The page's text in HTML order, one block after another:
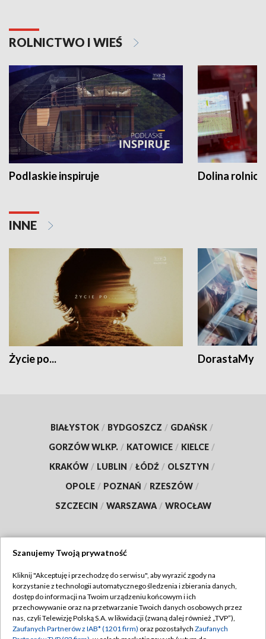
ROLNICTWO I WIEŚ
Podlaskie inspiruje Dolina
INNE
Życie po... DorastaMy
BIAŁYSTOK / BYDGOSZCZ / GDAŃSK /
GORZÓW WLKP. / KATOWICE / KIELCE /
KRAKÓW / LUBLIN / ŁÓDŹ / OLSZTYN /
OPOLE / POZNAŃ / RZESZÓW /
SZCZECIN / WARSZAWA / WROCŁAW
TVP
Abonament TVP
Emisja w TVP
Regulamin TVP
Polityka prywatności
Szanujemy Twoją prywatność
Kliknij "Akceptuję i przechodzę do serwisu", aby wyrazić zgody na
korzystanie z technologii automatycznego śledzenia i zbierania danych,
dostęp do informacji na Twoim urządzeniu końcowym i ich
przechowywanie oraz na przetwarzanie Twoich danych osobowych przez
nas, czyli Telewizję Polską S.A. w likwidacji (zwaną dalej również „TVP”),
Zaufanych Partnerów z IAB* (1201 firm) oraz pozostałych Zaufanych